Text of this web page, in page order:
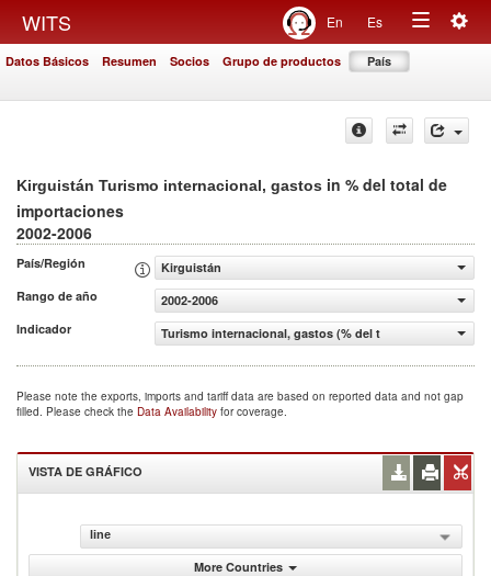
WITS En Es
Toggle
Datos Básicos Resumen Socios Grupo de productos País
Kirguistán Turismo internacional, gastos in % del total de
importaciones
2002-2006
País/Región
Kirguistán
Rango de año
2002-2006
Indicador
Turismo internacional, gastos (% del total de
Please note the exports, imports and tariff data are based on reported data and not gap
filled. Please check the Data Availability for coverage.
VISTA DE GRÁFICO
line
More Countries